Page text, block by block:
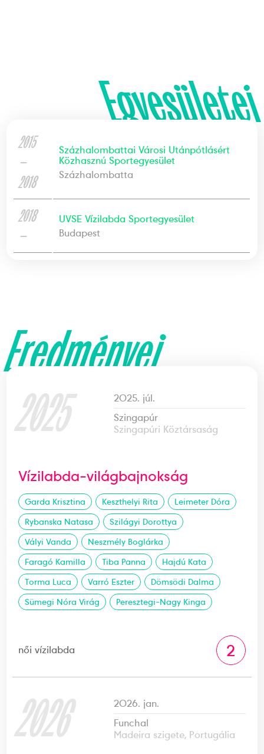
Egyesületei
2015
—
2018
Százhalombattai Városi Utánpótlásért
Közhasznú Sportegyesület
Százhalombatta
2018
—
UVSE Vízilabda Sportegyesület
Budapest
Eredményei
2025
2025. júl.
Szingapúr
Szingapúri Köztársaság
Vízilabda-világbajnokság
Garda Krisztina Keszthelyi Rita
Leimeter Dóra
Rybanska Natasa
Szilágyi Dorottya
Vályi Vanda
Neszmély Boglárka
Faragó Kamilla
Tiba Panna
Hajdú Kata
Torma Luca
Varró Eszter
Dömsödi Dalma
Sümegi Nóra Virág
Peresztegi-Nagy Kinga
női vízilabda 2
2026
2026. jan.
Funchal
Madeira szigete, Portugália